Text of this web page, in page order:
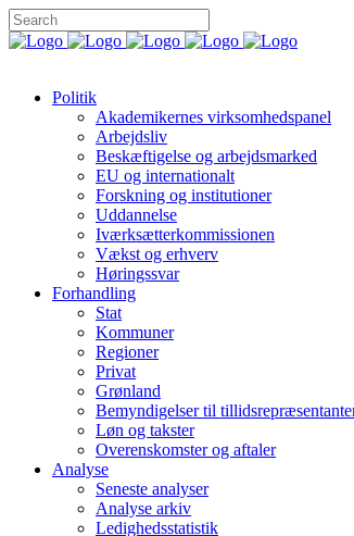
Politik
Akademikernes virksomhedspanel
Arbejdsliv
Beskæftigelse og arbejdsmarked
EU og internationalt
Forskning og institutioner
Uddannelse
Iværksætterkommissionen
Vækst og erhverv
Høringssvar
Forhandling
Stat
Kommuner
Regioner
Privat
Grønland
Bemyndigelser til
Løn og takster
Overenskomster og aftaler
Analyse
Seneste analyser
Analyse arkiv
Ledighedsstatistik